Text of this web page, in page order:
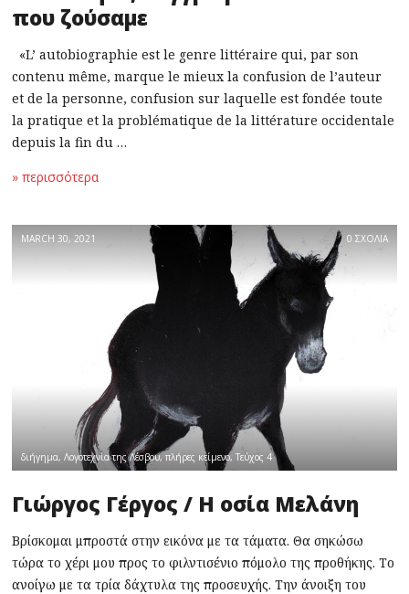
που ζούσαμε
«L’ autobiographie est le genre littéraire qui, par son
contenu même, marque le mieux la confusion de l’auteur
et de la personne, confusion sur laquelle est fondée toute
la pratique et la problématique de la littérature occidentale
depuis la fin du …
» περισσότερα
MARCH 30, 2021 0 ΣΧΟΛΙΑ
διήγημα,Λογοτεχνία της Λέσβου,πλήρες κείμενο,Τεύχος 4
Γιώργος Γέργος / Η οσία Μελάνη
Βρίσκομαι μπροστά στην εικόνα με τα τάματα. Θα σηκώσω
τώρα το χέρι μου προς το φιλντισένιο πόμολο της προθήκης. Το
ανοίγω με τα τρία δάχτυλα της προσευχής. Την άνοιξη του